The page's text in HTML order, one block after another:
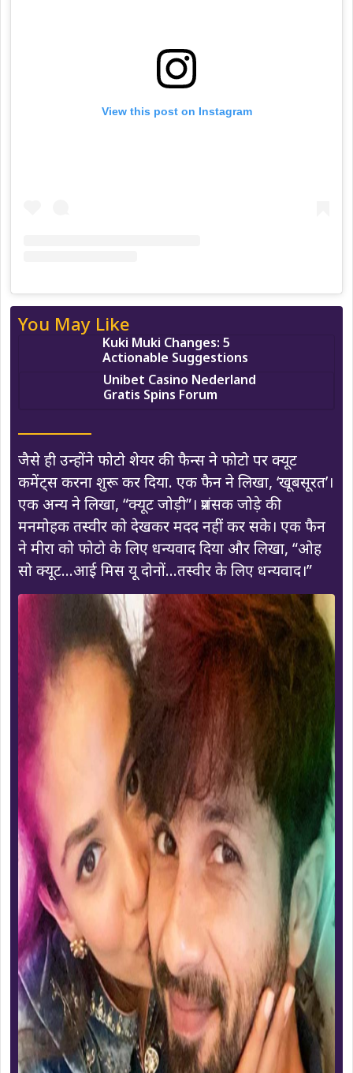
View this post on Instagram
You May Like
Kuki Muki Changes: 5
Actionable Suggestions
Unibet Casino Nederland
Gratis Spins Forum
जैसे ही उन्होंने फोटो शेयर की फैन्स ने फोटो पर क्यूट
कमेंट्स करना शुरू कर दिया. एक फैन ने लिखा, ‘खूबसूरत’।
एक अन्य ने लिखा, “क्यूट जोड़ी”। प्रशंसक जोड़े की
मनमोहक तस्वीर को देखकर मदद नहीं कर सके। एक फैन
ने मीरा को फोटो के लिए धन्यवाद दिया और लिखा, “ओह
सो क्यूट…आई मिस यू दोनों…तस्वीर के लिए धन्यवाद।”